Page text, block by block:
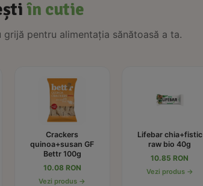
în cutie
pentru alimentația sănătoasă a ta.
Crackers
quinoa+susan GF
Bettr 100g
10.08 RON
Vezi produs →
Lifebar chia+fistic
raw bio 40g
10.85 RON
Vezi produs →